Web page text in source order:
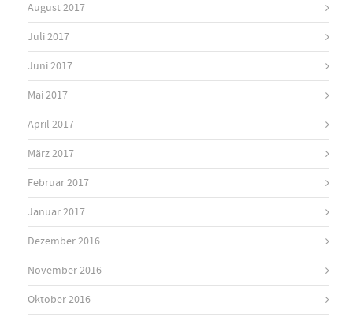
August 2017
Juli 2017
Juni 2017
Mai 2017
April 2017
März 2017
Februar 2017
Januar 2017
Dezember 2016
November 2016
Oktober 2016